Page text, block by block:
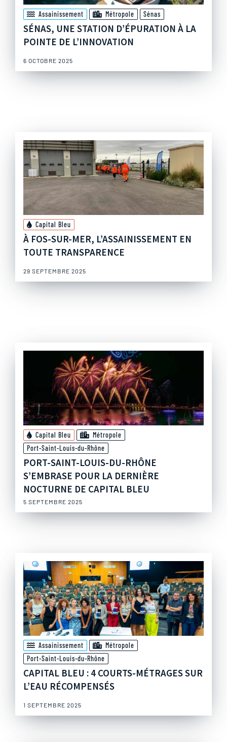
Assainissement Métropole Sénas
SÉNAS, UNE STATION D’ÉPURATION À LA
POINTE DE L’INNOVATION
6 OCTOBRE 2025
Capital Bleu
À FOS-SUR-MER, L’ASSAINISSEMENT EN
TOUTE TRANSPARENCE
29 SEPTEMBRE 2025
Capital Bleu
Métropole
Port-Saint-Louis-du-Rhône
PORT-SAINT-LOUIS-DU-RHÔNE
S’EMBRASE POUR LA DERNIÈRE
NOCTURNE DE CAPITAL BLEU
5 SEPTEMBRE 2025
Assainissement
Métropole
Port-Saint-Louis-du-Rhône
CAPITAL BLEU : 4 COURTS-MÉTRAGES SUR
L’EAU RÉCOMPENSÉS
1 SEPTEMBRE 2025